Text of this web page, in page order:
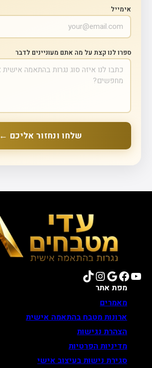
אימייל
ספרו לנו קצת על מה אתם מעוניינים לדבר
שלחו ונחזור אליכם ←
YouTube
Facebook
Google
Instagram
TikTok
מפת אתר
מאמרים
ארונות מטבח בהתאמה אישית
הצהרת נגישות
מדיניות הפרטיות
סגירת נישות בעיצוב אישי